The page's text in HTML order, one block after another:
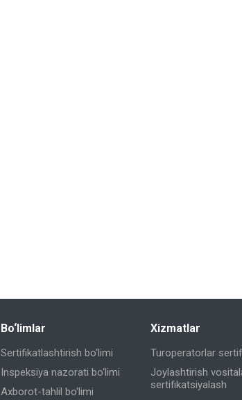
Bo‘limlar
Sertifikatlashtirish bo‘limi
Inspeksiya nazorati bo‘limi
Axborot-tahlil bo‘limi
Xizmatlar
Turoperatorlar
Joylashtirish
sertifikatsiyalash